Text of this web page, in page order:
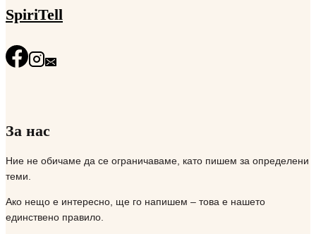
SpiriTell
За нас
Ние не обичаме да се ограничаваме, като пишем за определени
теми.
Ако нещо е интересно, ще го напишем – това е нашето
единствено правило.